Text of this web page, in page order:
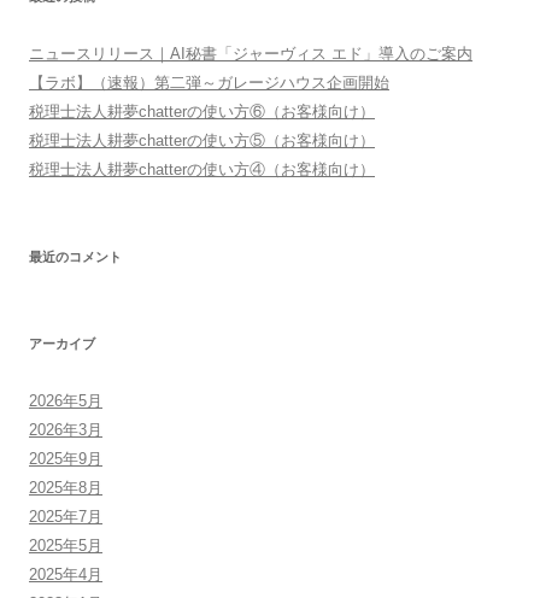
ニュースリリース｜AI秘書「ジャーヴィス エド」導入のご案内
【ラボ】（速報）第二弾～ガレージハウス企画開始
税理士法人耕夢chatterの使い方⑥（お客様向け）
税理士法人耕夢chatterの使い方⑤（お客様向け）
税理士法人耕夢chatterの使い方④（お客様向け）
最近のコメント
アーカイブ
2026年5月
2026年3月
2025年9月
2025年8月
2025年7月
2025年5月
2025年4月